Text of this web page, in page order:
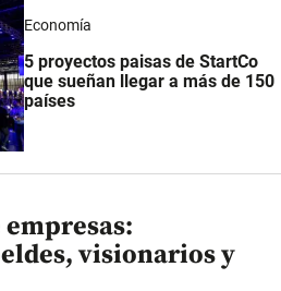
Economía
5 proyectos paisas de StartCo
que sueñan llegar a más de 150
países
visionarios y